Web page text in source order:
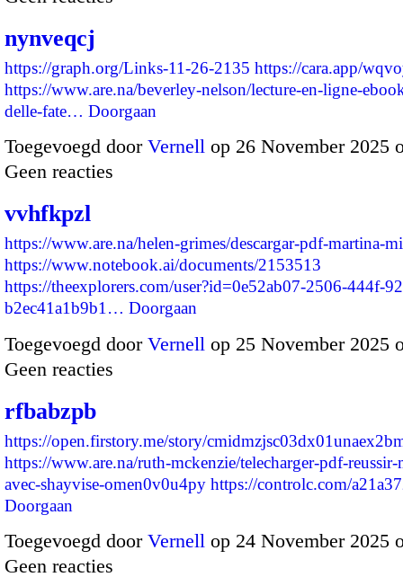
nynveqcj
https://graph.org/Links-11-26-2135 https://cara.app/
https://www.are.na/beverley-nelson/lecture-en-ligne-
delle-fate… Doorgaan
Toegevoegd door Vernell op 26 November 2025
Geen reacties
vvhfkpzl
https://www.are.na/helen-grimes/descargar-pdf-martina-
https://www.notebook.ai/documents/2153513
https://theexplorers.com/user?id=0e52ab07-2506-444f-
b2ec41a1b9b1… Doorgaan
Toegevoegd door Vernell op 25 November 2025
Geen reacties
rfbabzpb
https://open.firstory.me/story/
https://www.are.na/ruth-mckenzie/telecharger-pdf-reussir-
avec-shayvise-omen0v0u4py https://controlc.com/
Doorgaan
Toegevoegd door Vernell op 24 November 2025
Geen reacties